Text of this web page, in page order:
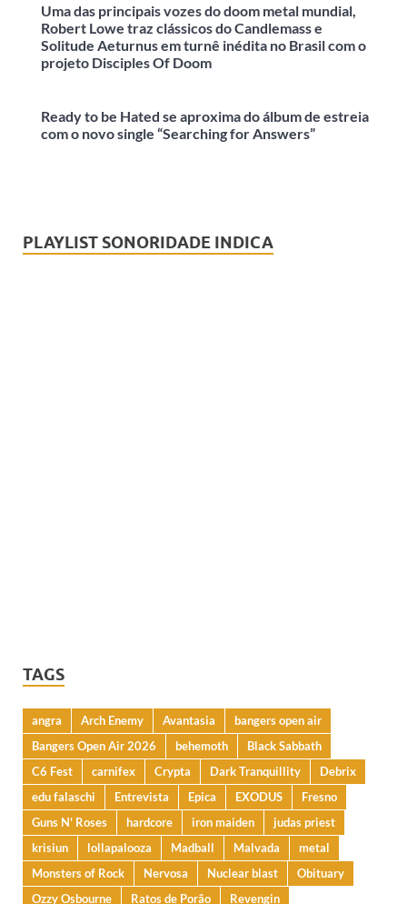
Uma das principais vozes do doom metal mundial,
Robert Lowe traz clássicos do Candlemass e
Solitude Aeturnus em turnê inédita no Brasil com o
projeto Disciples Of Doom
Ready to be Hated se aproxima do álbum de estreia
com o novo single “Searching for Answers”
PLAYLIST SONORIDADE INDICA
TAGS
angra Arch Enemy Avantasia
bangers open air
Bangers Open Air 2026
behemoth
Black Sabbath
C6 Fest
carnifex Crypta Dark Tranquillity
Debrix
edu falaschi
Entrevista Epica EXODUS
Fresno
Guns N' Roses
hardcore iron maiden
judas priest
krisiun
lollapalooza Madball Malvada
metal
Monsters of Rock
Nervosa Nuclear blast
Obituary
Ozzy Osbourne
Ratos de Porão Revengin